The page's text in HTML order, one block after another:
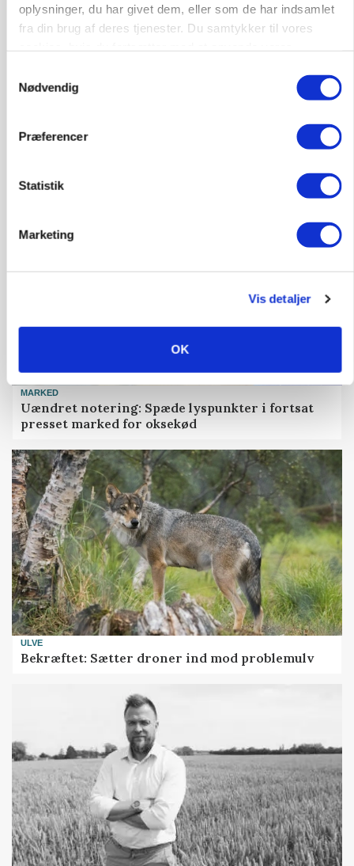
oplysninger, du har givet dem, eller som de har indsamlet
fra din brug af deres tjenester. Du samtykker til vores
Nødvendig
Præferencer
Statistik
Marketing
Vis detaljer
OK
Snart kan man søge tilskud til naturprojekter
Annonce
PLANTER
Før såmaskinen kører: Her er efterårets største
MARKED
Uændret notering: Spæde lyspunkter i fortsat
presset marked for oksekød
ULVE
Bekræftet: Sætter droner ind mod problemulv